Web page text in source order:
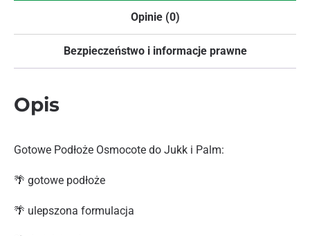
Opinie (0)
Bezpieczeństwo i informacje prawne
Opis
Gotowe Podłoże Osmocote do Jukk i Palm:
🌴 gotowe podłoże
🌴 ulepszona formulacja